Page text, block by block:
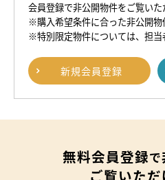
会員登録で非公開物件をご覧いた
※購入希望条件に合った非公開物
※特別限定物件については、担当
新規会員登録
無料会員登録で
ご覧いただ